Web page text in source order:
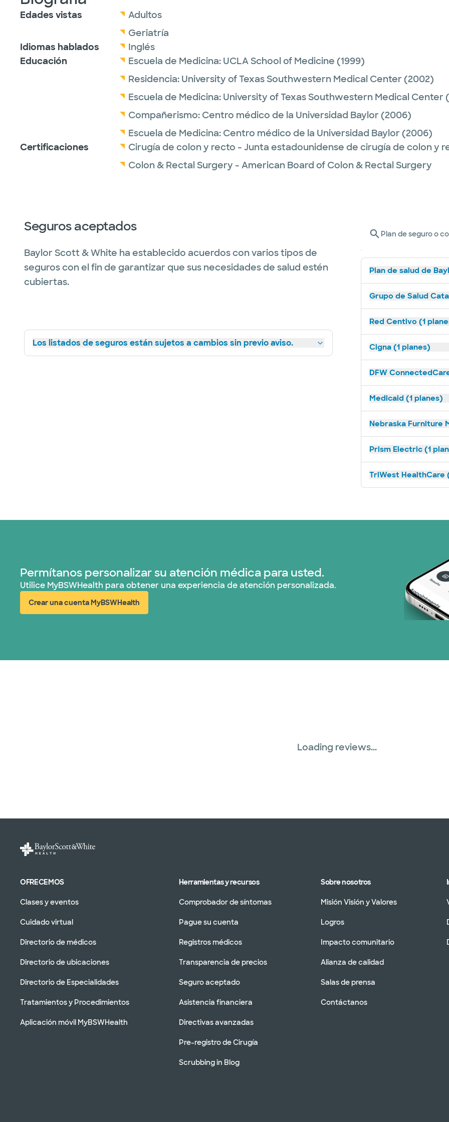
Edades vistas
Adultos
Geriatría
Idiomas hablados
Inglés
Educación
Escuela de Medicina: UCLA School of Medicine (1999)
Residencia: University of Texas Southwestern Medical Center (2002)
Escuela de Medicina: University of Texas Southwestern Medical Center
Compañerismo: Centro médico de la Universidad Baylor (2006)
Escuela de Medicina: Centro médico de la Universidad Baylor (2006)
Certificaciones
Cirugía de colon y recto - Junta estadounidense de cirugía de colon y
Colon & Rectal Surgery - American Board of Colon & Rectal Surgery
Seguros aceptados
Baylor Scott & White ha establecido acuerdos con varios tipos de
seguros con el fin de garantizar que sus necesidades de salud estén
cubiertas.
Los listados de seguros están sujetos a cambios sin previo aviso.
Plan de seguro o
Plan de salud de
Grupo de Salud
Red Centivo (1
Cigna (1 planes)
DFW
Medicaid (1 planes)
Nebraska Furniture
Prism Electric (1
TriWest HealthCare
Permítanos personalizar su atención médica para usted.
Utilice MyBSWHealth para obtener una experiencia de atención personalizada.
Crear una cuenta MyBSWHealth
(abre en ventana nueva)
Loading reviews...
OFRECEMOS
Clases y eventos
Cuidado virtual
Directorio de médicos
Directorio de ubicaciones
Directorio de Especialidades
Tratamientos y Procedimientos
Aplicación móvil MyBSWHealth
Herramientas y recursos
Comprobador de síntomas
Pague su cuenta
Registros médicos
Transparencia de precios
Seguro aceptado
Asistencia financiera
Directivas avanzadas
Pre-registro de Cirugía
Scrubbing in Blog
Sobre nosotros
Misión Visión y Valores
Logros
Impacto comunitario
Alianza de calidad
Salas de prensa
Contáctanos